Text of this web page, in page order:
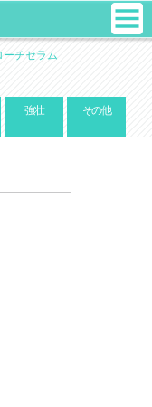
チセラム
強壮 その他